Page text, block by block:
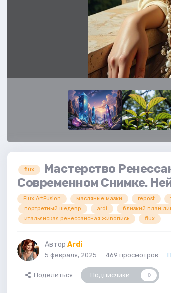
flux
Мастерство
Современном Снимке.
Flux.ArtFusion масляные мазки repost
портретный шедевр
ardi
близкий план
итальянская ренессансная живопись
flux
Автор Ardi
5 февраля, 2025 469 просмотров
Поделиться Подписчики 0